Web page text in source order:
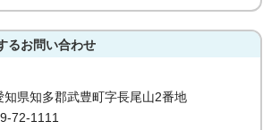
るお問い合わせ
県知多郡武豊町字長尾山2番地
72-1111